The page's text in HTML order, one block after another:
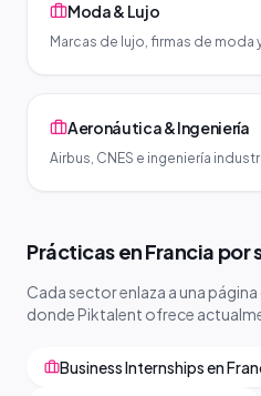
Moda & Lujo
Marcas de lujo, firmas de moda
Aeronáutica & Ingeniería
Airbus, CNES e ingeniería
Prácticas en Francia por
Cada sector enlaza a una
donde Piktalent ofrece
Business Internships en